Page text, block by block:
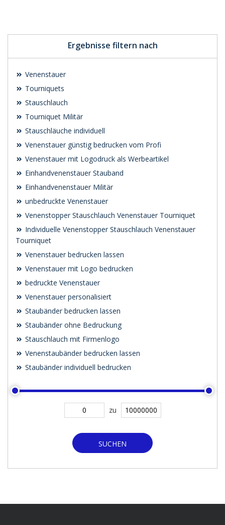
Ergebnisse filtern nach
Venenstauer
Tourniquets
Stauschlauch
Tourniquet Militär
Stauschläuche individuell
Venenstauer günstig bedrucken vom Profi
Venenstauer mit Logodruck als Werbeartikel
Einhandvenenstauer Stauband
Einhandvenenstauer Militär
unbedruckte Venenstauer
Venenstopper Stauschlauch Venenstauer Tourniquet
Individuelle Venenstopper Stauschlauch Venenstauer
Tourniquet
Venenstauer bedrucken lassen
Venenstauer mit Logo bedrucken
bedruckte Venenstauer
Venenstauer personalisiert
Staubänder bedrucken lassen
Staubänder ohne Bedruckung
Stauschlauch mit Firmenlogo
Venenstaubänder bedrucken lassen
Staubänder individuell bedrucken
zu
SUCHEN